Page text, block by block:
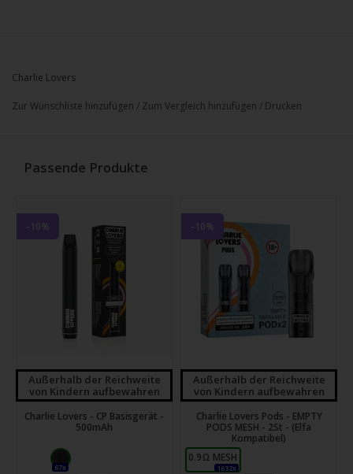
Charlie Lovers
Zur Wunschliste hinzufügen / Zum Vergleich hinzufügen / Drucken
Passende Produkte
-10%
Außerhalb der Reichweite
von Kindern aufbewahren
Charlie Lovers - CP Basisgerät -
500mAh
67x
-10%
Außerhalb der Reichweite
von Kindern aufbewahren
Charlie Lovers Pods - EMPTY
PODS MESH - 2St - (Elfa
Kompatibel)
0.9Ω MESH
1632x